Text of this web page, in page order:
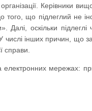
Керівники
що підлеглий не
Далі, оскільки
числі інших причин, що
справи.
електронних мережах: